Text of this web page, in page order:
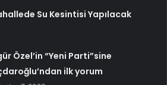
Su Kesintisi Yapılacak
Özel’in “Yeni Parti”sine
ilk yorum